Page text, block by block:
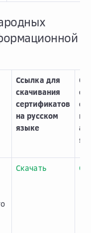
Ссылка для
скачивания
сертификатов
на русском
языке
на
Скачать